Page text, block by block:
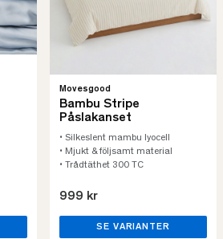
Movesgood
Bambu Stripe
Påslakanset
• Silkeslent mambu lyocell
• Mjukt & följsamt material
• Trådtäthet 300 TC
999 kr
SE VARIANTER